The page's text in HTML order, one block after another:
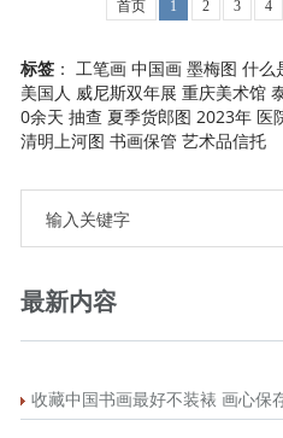
首页 1 2 3 4
标签 ：工笔画 中国画 墨梅图 什么
美国人 威尼斯双年展 重庆美术馆
0余天 抽查 夏季货郎图 2023年 医
清明上河图 书画保管 艺术品信托
最新内容
收藏中国书画最好不装裱 画心保